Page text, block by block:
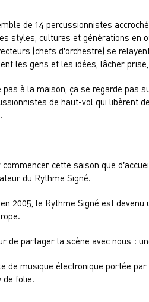
de 14 percussionnistes
styles, cultures et générations en
(chefs d’orchestre) se
les gens et les idées, lâcher
pas à la maison, ça se regarde pas
de haut-vol qui libèrent
commencer cette saison que
du Rythme Signé.
2005, le Rythme Signé est
de partager la scène avec nous :
de musique électronique portée
de folie.